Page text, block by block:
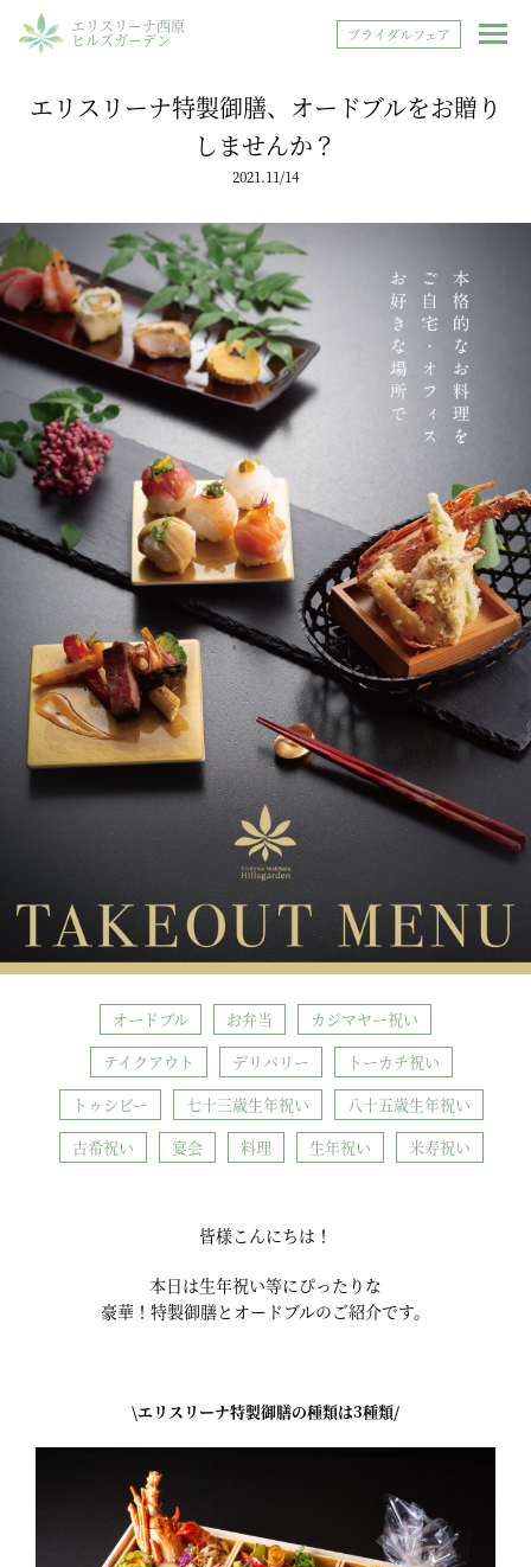
エリスリーナ西原
ヒルズガーデン ブライダルフェア
エリスリーナ特製御膳、オードブルをお贈り
しませんか？
2021.11/14
オードブル お弁当
カジマヤー祝い
テイクアウト
デリバリー
トーカチ祝い
トゥシビー
七十三歳生年祝い
八十五歳生年祝い
古希祝い
宴会 料理 生年祝い 米寿祝い
皆様こんにちは！
本日は生年祝い等にぴったりな
豪華！特製御膳とオードブルのご紹介です。
\エリスリーナ特製御膳の種類は3種類/